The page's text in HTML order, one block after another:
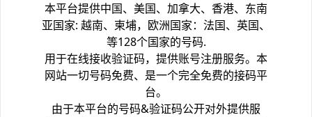
本平台提供中国、美国、加拿大、香港、东南
亚国家: 越南、柬埔，欧洲国家：法国、英国、
等128个国家的号码.
用于在线接收验证码，提供账号注册服务。本
网站一切号码免费、是一个完全免费的接码平
台。
由于本平台的号码&验证码公开对外提供服